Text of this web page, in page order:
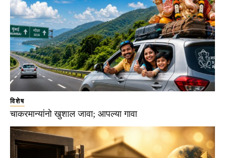
विशेष
चाकरमान्यांनो खुशाल जावा; आपल्या गावा